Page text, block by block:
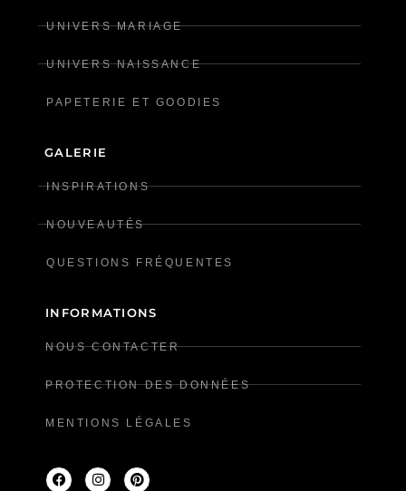
UNIVERS MARIAGE
UNIVERS NAISSANCE
PAPETERIE ET GOODIES
GALERIE
INSPIRATIONS
NOUVEAUTÉS
QUESTIONS FRÉQUENTES
INFORMATIONS
NOUS CONTACTER
PROTECTION DES DONNÉES
MENTIONS LÉGALES